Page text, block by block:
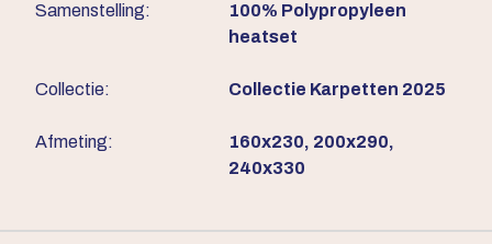
Samenstelling:
100% Polypropyleen
heatset
Collectie: Collectie Karpetten 2025
Afmeting:
160x230, 200x290,
240x330